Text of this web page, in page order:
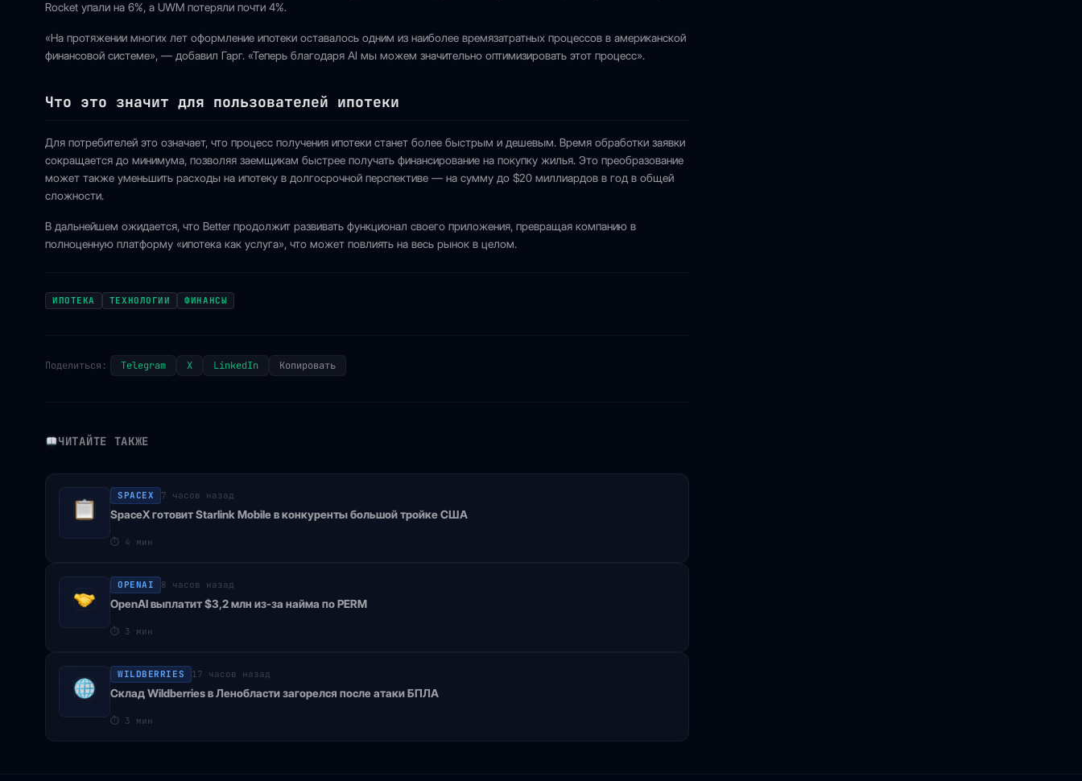
Rocket упали на 6%, а UWM потеряли почти 4%.
«На протяжении многих лет оформление ипотеки оставалось одним из наиболее времязатратных процессов в американской
финансовой системе», — добавил Гарг. «Теперь благодаря AI мы можем значительно оптимизировать этот процесс».
Что это значит для пользователей ипотеки
Для потребителей это означает, что процесс получения ипотеки станет более быстрым и дешевым. Время обработки заявки
сокращается до минимума, позволяя заемщикам быстрее получать финансирование на покупку жилья. Это преобразование
может также уменьшить расходы на ипотеку в долгосрочной перспективе — на сумму до $20 миллиардов в год в общей
сложности.
В дальнейшем ожидается, что Better продолжит развивать функционал своего приложения, превращая компанию в
полноценную платформу «ипотека как услуга», что может повлиять на весь рынок в целом.
ИПОТЕКА ТЕХНОЛОГИИ ФИНАНСЫ
Поделиться: Telegram X LinkedIn Копировать
ЧИТАЙТЕ ТАКЖЕ
SPACEX 7 часов назад
SpaceX готовит Starlink Mobile в конкуренты большой тройке США
⏱ 4 мин
OPENAI 8 часов назад
OpenAI выплатит $3,2 млн из-за найма по PERM
⏱ 3 мин
WILDBERRIES 17 часов назад
Склад Wildberries в Ленобласти загорелся после атаки БПЛА
⏱ 3 мин